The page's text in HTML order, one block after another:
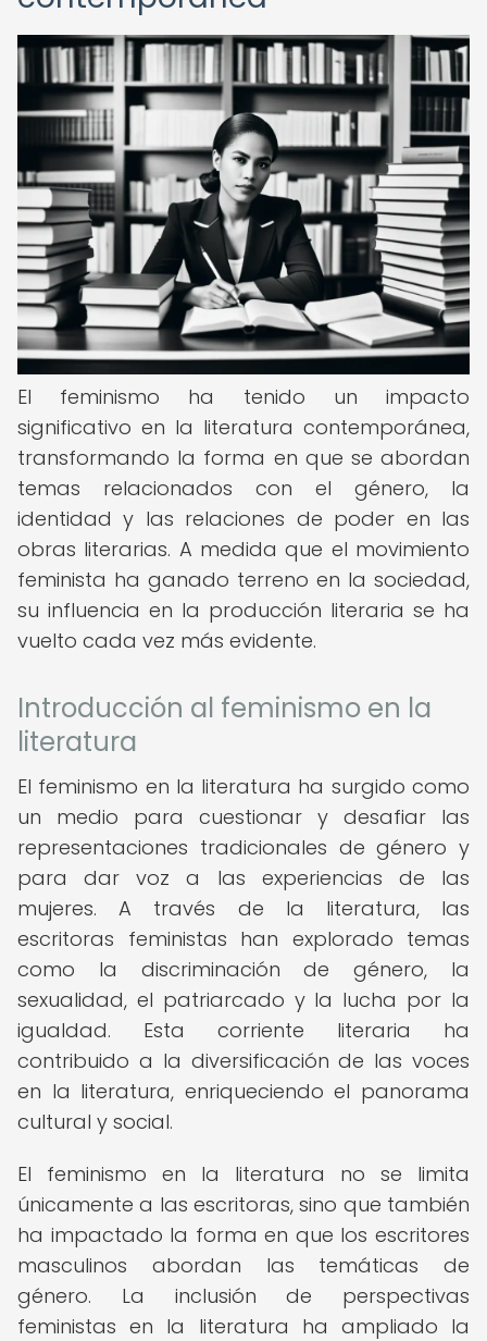
El feminismo ha tenido un impacto
significativo en la literatura contemporánea,
transformando la forma en que se abordan
temas relacionados con el género, la
identidad y las relaciones de poder en las
obras literarias. A medida que el movimiento
feminista ha ganado terreno en la sociedad,
su influencia en la producción literaria se ha
vuelto cada vez más evidente.
Introducción al feminismo en la
literatura
El feminismo en la literatura ha surgido como
un medio para cuestionar y desafiar las
representaciones tradicionales de género y
para dar voz a las experiencias de las
mujeres. A través de la literatura, las
escritoras feministas han explorado temas
como la discriminación de género, la
sexualidad, el patriarcado y la lucha por la
igualdad. Esta corriente literaria ha
contribuido a la diversificación de las voces
en la literatura, enriqueciendo el panorama
cultural y social.
El feminismo en la literatura no se limita
únicamente a las escritoras, sino que también
ha impactado la forma en que los escritores
masculinos abordan las temáticas de
género. La inclusión de perspectivas
feministas en la literatura ha ampliado la